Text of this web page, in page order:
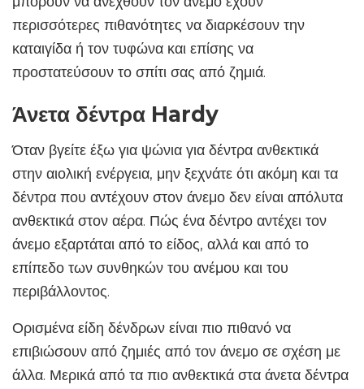
περισσότερες πιθανότητες να διαρκέσουν την
καταιγίδα ή τον τυφώνα και επίσης να
προστατεύσουν το σπίτι σας από ζημιά.
Άνετα δέντρα Hardy
Όταν βγείτε έξω για ψώνια για δέντρα ανθεκτικά
στην αιολική ενέργεια, μην ξεχνάτε ότι ακόμη και τα
δέντρα που αντέχουν στον άνεμο δεν είναι απόλυτα
ανθεκτικά στον αέρα. Πώς ένα δέντρο αντέχει τον
άνεμο εξαρτάται από το είδος, αλλά και από το
επίπεδο των συνθηκών του ανέμου και του
περιβάλλοντος.
Ορισμένα είδη δένδρων είναι πιο πιθανό να
επιβιώσουν από ζημιές από τον άνεμο σε σχέση με
άλλα. Μερικά από τα πιο ανθεκτικά στα άνετα δέντρα